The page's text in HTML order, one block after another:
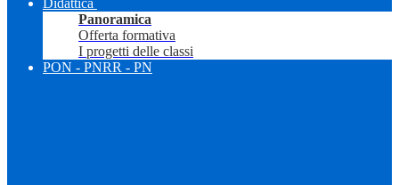
Didattica
Panoramica
Offerta formativa
I progetti delle classi
PON - PNRR - PN